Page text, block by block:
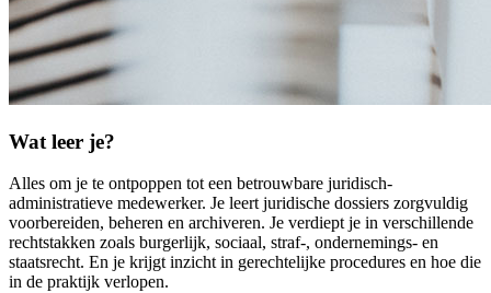
Wat leer je?
Alles om je te ontpoppen tot een betrouwbare juridisch-
administratieve medewerker. Je leert juridische dossiers zorgvuldig
voorbereiden, beheren en archiveren. Je verdiept je in verschillende
rechtstakken zoals burgerlijk, sociaal, straf-, ondernemings- en
staatsrecht. En je krijgt inzicht in gerechtelijke procedures en hoe die
in de praktijk verlopen.